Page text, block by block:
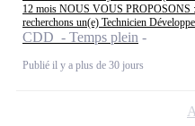
12 mois NOUS VOUS PROPOSONS
recherchons un(e) Technicien
CDD - Temps plein
Publié il y a plus de 30 jours